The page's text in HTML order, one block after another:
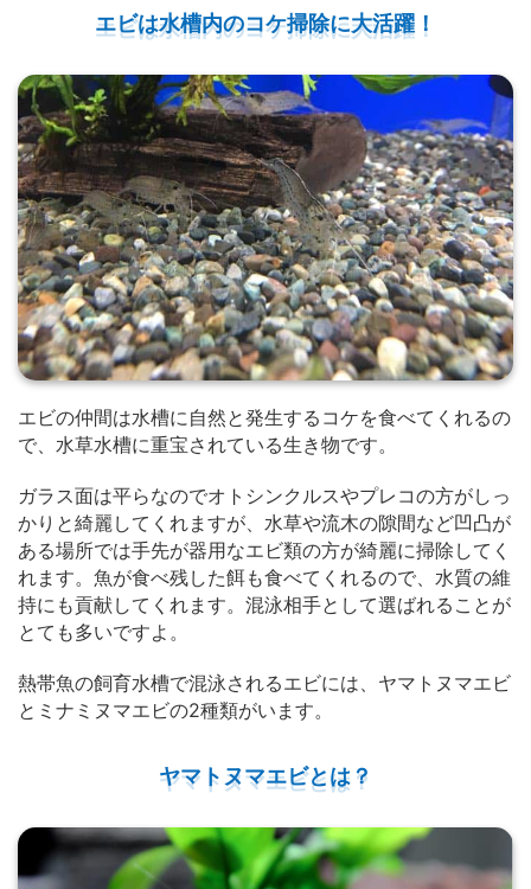
エビは水槽内のコケ掃除に大活躍！
エビの仲間は水槽に自然と発生するコケを食べてくれるの
で、水草水槽に重宝されている生き物です。
ガラス面は平らなのでオトシンクルスやプレコの方がしっ
かりと綺麗してくれますが、水草や流木の隙間など凹凸が
ある場所では手先が器用なエビ類の方が綺麗に掃除してく
れます。魚が食べ残した餌も食べてくれるので、水質の維
持にも貢献してくれます。混泳相手として選ばれることが
とても多いですよ。
熱帯魚の飼育水槽で混泳されるエビには、ヤマトヌマエビ
とミナミヌマエビの2種類がいます。
ヤマトヌマエビとは？